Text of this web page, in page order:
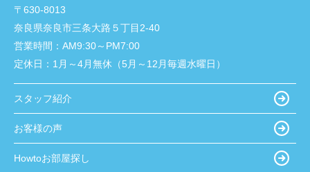
〒630-8013
奈良県奈良市三条大路５丁目2-40
営業時間： AM9:30～PM7:00
定休日： 1月～4月無休（5月～12月毎週水曜日）
スタッフ紹介
お客様の声
Howtoお部屋探し